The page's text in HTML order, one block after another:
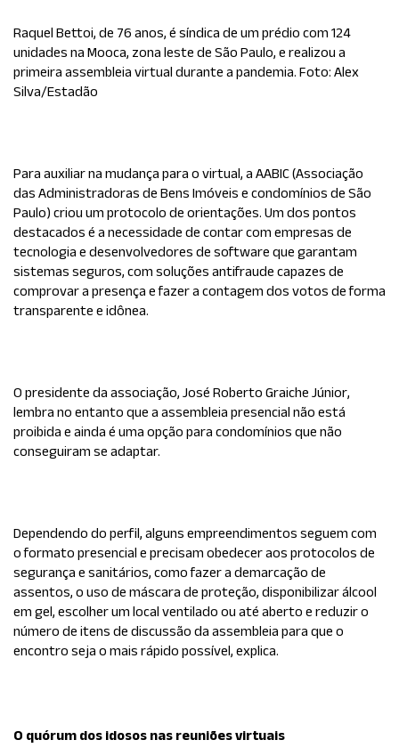
Raquel Bettoi, de 76 anos, é síndica de um prédio com 124
unidades na Mooca, zona leste de São Paulo, e realizou a
primeira assembleia virtual durante a pandemia. Foto: Alex
Silva/Estadão
Para auxiliar na mudança para o virtual, a AABIC (Associação
das Administradoras de Bens Imóveis e condomínios de São
Paulo) criou um protocolo de orientações. Um dos pontos
destacados é a necessidade de contar com empresas de
tecnologia e desenvolvedores de software que garantam
sistemas seguros, com soluções antifraude capazes de
comprovar a presença e fazer a contagem dos votos de forma
transparente e idônea.
O presidente da associação, José Roberto Graiche Júnior,
lembra no entanto que a assembleia presencial não está
proibida e ainda é uma opção para condomínios que não
conseguiram se adaptar.
Dependendo do perfil, alguns empreendimentos seguem com
o formato presencial e precisam obedecer aos protocolos de
segurança e sanitários, como fazer a demarcação de
assentos, o uso de máscara de proteção, disponibilizar álcool
em gel, escolher um local ventilado ou até aberto e reduzir o
número de itens de discussão da assembleia para que o
encontro seja o mais rápido possível, explica.
O quórum dos idosos nas reuniões virtuais